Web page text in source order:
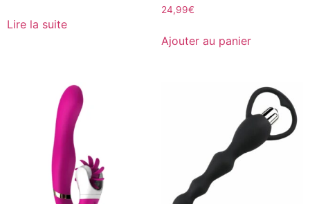
Lire la suite
24,99€
Ajouter au panier